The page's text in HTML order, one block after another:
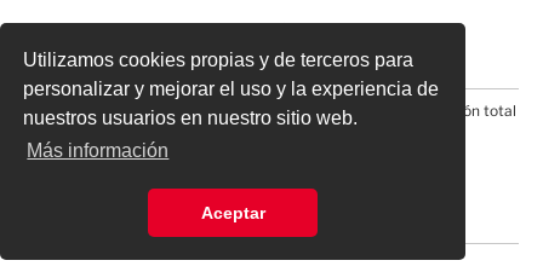
Utilizamos cookies propias y de terceros para
personalizar y mejorar el uso y la experiencia de
nuestros usuarios en nuestro sitio web.
Más información
Aceptar
© 2026 Todos los derechos reservados. Prohibida la reproducción total
o parcial, incluyendo cualquier medio electrónico*